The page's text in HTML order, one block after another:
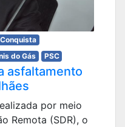
do Gás PSC
asfaltamento
por meio
Remota (SDR), o